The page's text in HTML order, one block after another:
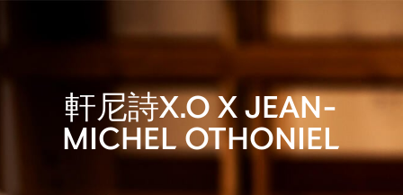
軒尼詩X.O X JEAN-
MICHEL OTHONIEL